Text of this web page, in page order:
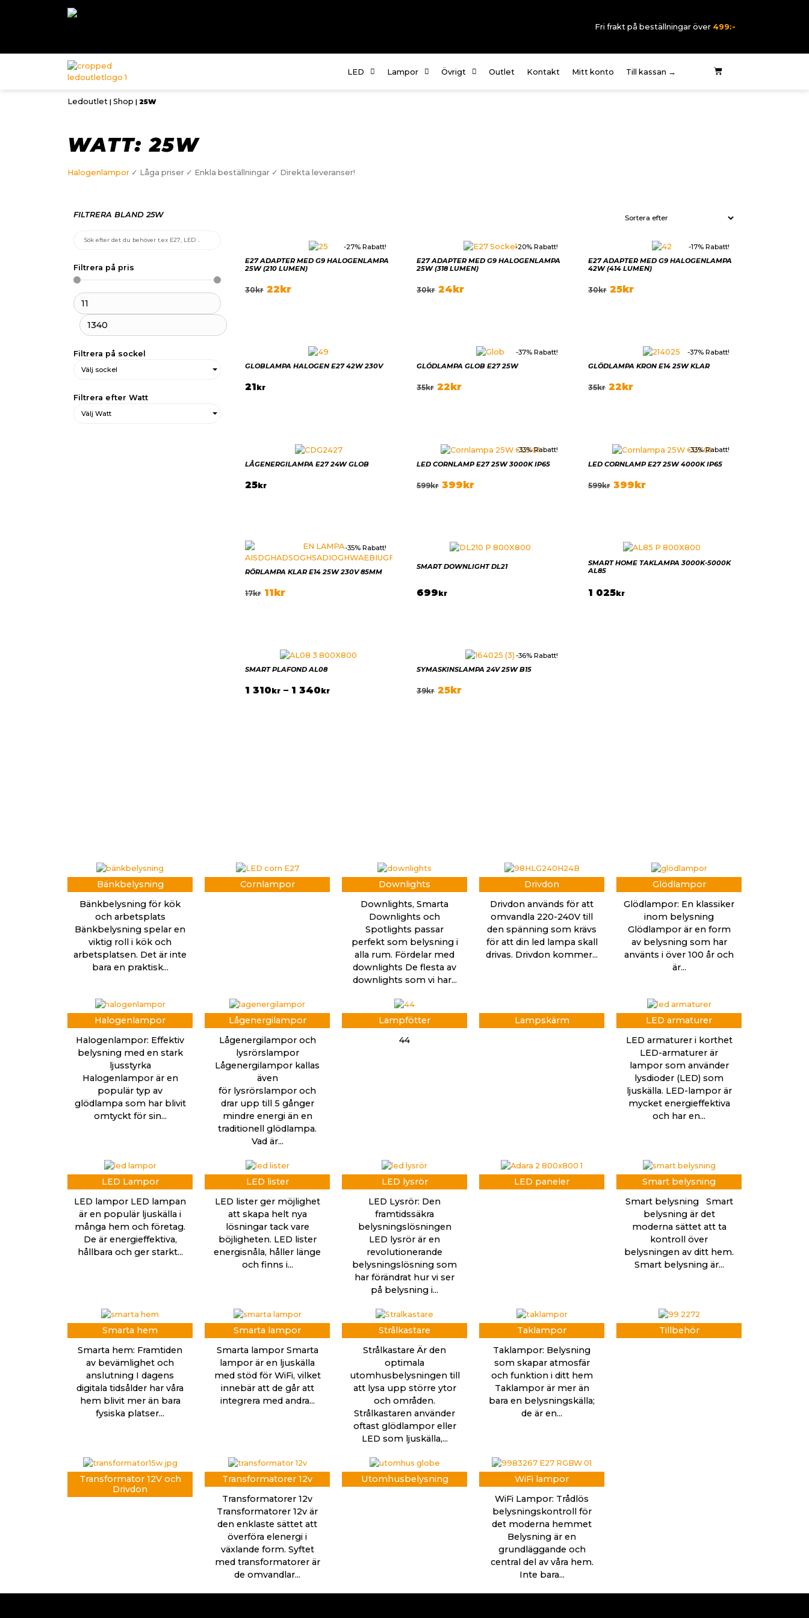
Fri frakt på beställningar över 499:-
LED Lampor Övrigt Outlet Kontakt Mitt konto Till kassan →
Ledoutlet | Shop | 25W
WATT: 25W
Halogenlampor ✓ Låga priser ✓ Enkla beställningar ✓ Direkta leveranser!
FILTRERA BLAND 25W
Filtrera på pris
Filtrera på sockel
Välj sockel
Filtrera efter Watt
Välj Watt
-27% Rabatt!
E27 ADAPTER MED G9 HALOGENLAMPA
25W (210 LUMEN)
30kr 22 kr
-20% Rabatt!
E27 ADAPTER MED G9 HALOGENLAMPA
25W (318 LUMEN)
30kr 24 kr
-17% Rabatt!
E27 ADAPTER MED G9 HALOGENLAMPA
42W (414 LUMEN)
30kr 25kr
GLOBLAMPA HALOGEN E27 42W 230V
21kr
-37% Rabatt!
GLÖDLAMPA GLOB E27 25W
35kr 22 kr
-37% Rabatt!
GLÖDLAMPA KRON E14 25W KLAR
35kr 22 kr
LÅGENERGILAMPA E27 24W GLOB
25kr
-33% Rabatt!
LED CORNLAMP E27 25W 3000K IP65
599kr 399kr
-33% Rabatt!
LED CORNLAMP E27 25W 4000K IP65
599kr 399kr
-35% Rabatt!
RÖRLAMPA KLAR E14 25W 230V 85MM
17kr 11kr
SMART DOWNLIGHT DL21
699kr
SMART HOME TAKLAMPA 3000K-5000K
AL85
1 025kr
SMART PLAFOND AL08
1 310kr – 1 340kr
-36% Rabatt!
SYMASKINSLAMPA 24V 25W B15
39kr 25kr
Bänkbelysning
Bänkbelysning för kök
och arbetsplats
Bänkbelysning spelar en
viktig roll i kök och
arbetsplatsen. Det är inte
bara en praktisk...
Cornlampor
Downlights
Downlights, Smarta
Downlights och
Spotlights passar
perfekt som belysning i
alla rum. Fördelar med
downlights De flesta av
downlights som vi har...
Drivdon
Drivdon används för att
omvandla 220-240V till
den spänning som krävs
för att din led lampa skall
drivas. Drivdon kommer...
Glödlampor
Glödlampor: En klassiker
inom belysning
Glödlampor är en form
av belysning som har
använts i över 100 år och
är...
Halogenlampor
Halogenlampor: Effektiv
belysning med en stark
ljusstyrka
Halogenlampor är en
populär typ av
glödlampa som har blivit
omtyckt för sin...
Lågenergilampor
Lågenergilampor och
lysrörslampor
Lågenergilampor kallas
även
för lysrörslampor och
drar upp till 5 gånger
mindre energi än en
traditionell glödlampa.
Vad är...
Lampfötter
44
Lampskärm
LED armaturer
LED armaturer i korthet
LED-armaturer är
lampor som använder
lysdioder (LED) som
ljuskälla. LED-lampor är
mycket energieffektiva
och har en...
LED Lampor
LED lampor LED lampan
är en populär ljuskälla i
många hem och företag.
De är energieffektiva,
hållbara och ger starkt...
LED lister
LED lister ger möjlighet
att skapa helt nya
lösningar tack vare
böjligheten. LED lister
energisnåla, håller länge
och finns i...
LED lysrör
LED Lysrör: Den
framtidssäkra
belysningslösningen
LED lysrör är en
revolutionerande
belysningslösning som
har förändrat hur vi ser
på belysning i...
LED paneler
Smart belysning
Smart belysning Smart
belysning är det
moderna sättet att ta
kontroll över
belysningen av ditt hem.
Smart belysning är...
Smarta hem
Smarta hem: Framtiden
av bevämlighet och
anslutning I dagens
digitala tidsålder har våra
hem blivit mer än bara
fysiska platser...
Smarta lampor
Smarta lampor Smarta
lampor är en ljuskälla
med stöd för WiFi, vilket
innebär att de går att
integrera med andra...
Strålkastare
Strålkastare Är den
optimala
utomhusbelysningen till
att lysa upp större ytor
och områden.
Strålkastaren använder
oftast glödlampor eller
LED som ljuskälla,...
Taklampor
Taklampor: Belysning
som skapar atmosfär
och funktion i ditt hem
Taklampor är mer än
bara en belysningskälla;
de är en...
Tillbehör
Transformator 12V och
Drivdon
Transformatorer 12v
Transformatorer 12v
Transformatorer 12v är
den enklaste sättet att
överföra elenergi i
växlande form. Syftet
med transformatorer är
de omvandlar...
Utomhusbelysning
WiFi lampor
WiFi Lampor: Trådlös
belysningskontroll för
det moderna hemmet
Belysning är en
grundläggande och
central del av våra hem.
Inte bara...